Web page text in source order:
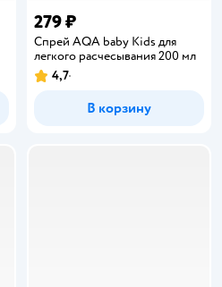
279 ₽
Спрей AQA baby Kids для
легкого расчесывания 200 мл
Рейтинг:
4,7
В корзину